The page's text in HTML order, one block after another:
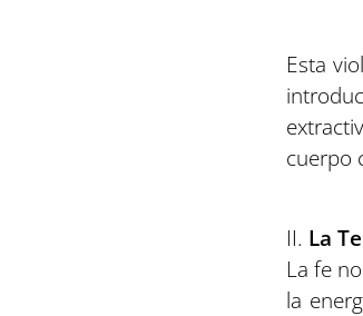
Esta
cuerpo
II. La
La fe
la